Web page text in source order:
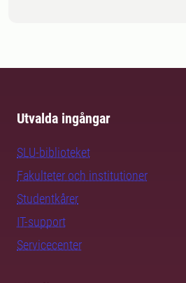
Utvalda ingångar
SLU-biblioteket
Fakulteter och institutioner
Studentkårer
IT-support
Servicecenter